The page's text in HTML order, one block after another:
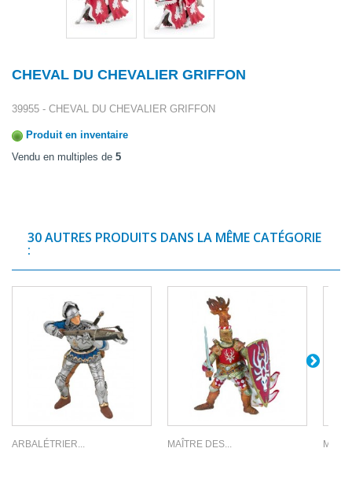
CHEVAL DU CHEVALIER GRIFFON
39955 - CHEVAL DU CHEVALIER GRIFFON
Produit en inventaire
Vendu en multiples de 5
30 AUTRES PRODUITS DANS LA MÊME CATÉGORIE
:
ARBALÉTRIER... MAÎTRE DES...